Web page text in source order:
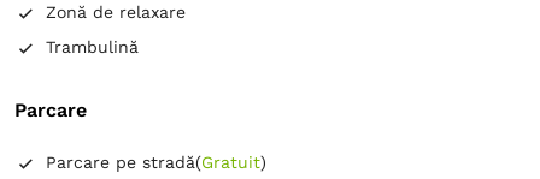
Zonă de relaxare
Trambulină
Parcare
Parcare pe stradă(Gratuit)